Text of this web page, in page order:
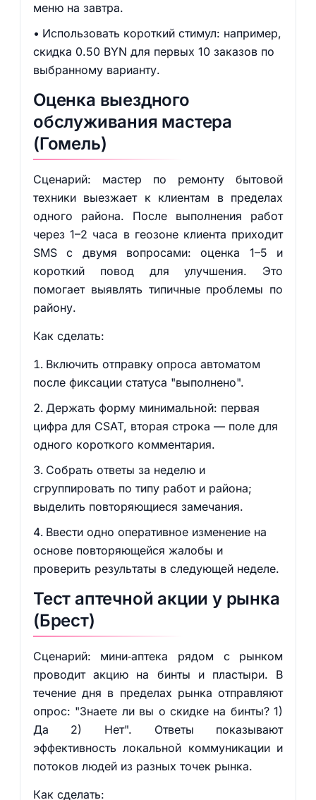
меню на завтра.
Использовать короткий стимул: например,
скидка 0.50 BYN для первых 10 заказов по
выбранному варианту.
Оценка выездного
обслуживания мастера
(Гомель)
Сценарий: мастер по ремонту бытовой
техники выезжает к клиентам в пределах
одного района. После выполнения работ
через 1–2 часа в геозоне клиента приходит
SMS с двумя вопросами: оценка 1–5 и
короткий повод для улучшения. Это
помогает выявлять типичные проблемы по
району.
Как сделать:
Включить отправку опроса автоматом
после фиксации статуса "выполнено".
Держать форму минимальной: первая
цифра для CSAT, вторая строка — поле для
одного короткого комментария.
Собрать ответы за неделю и
сгруппировать по типу работ и района;
выделить повторяющиеся замечания.
Ввести одно оперативное изменение на
основе повторяющейся жалобы и
проверить результаты в следующей неделе.
Тест аптечной акции у рынка
(Брест)
Сценарий: мини‑аптека рядом с рынком
проводит акцию на бинты и пластыри. В
течение дня в пределах рынка отправляют
опрос: "Знаете ли вы о скидке на бинты? 1)
Да 2) Нет". Ответы показывают
эффективность локальной коммуникации и
потоков людей из разных точек рынка.
Как сделать: